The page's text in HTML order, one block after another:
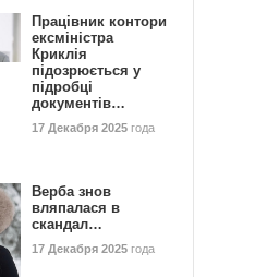
Працівник контори
ексміністра
Криклія
підозрюється у
підробці
документів…
17 Декабря 2025 года
Верба знов
вляпалася в
скандал…
17 Декабря 2025 года